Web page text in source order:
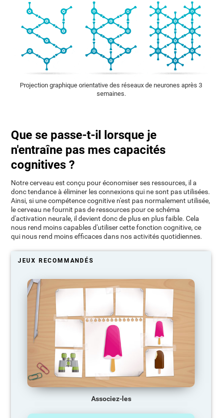
Projection graphique orientative des réseaux de neurones après 3
semaines.
Que se passe-t-il lorsque je
n'entraîne pas mes capacités
cognitives ?
Notre cerveau est conçu pour économiser ses ressources, il a
donc tendance à éliminer les connexions qui ne sont pas utilisées.
Ainsi, si une compétence cognitive n'est pas normalement utilisée,
le cerveau ne fournit pas de ressources pour ce schéma
d'activation neurale, il devient donc de plus en plus faible. Cela
nous rend moins capables d'utiliser cette fonction cognitive, ce
qui nous rend moins efficaces dans nos activités quotidiennes.
JEUX RECOMMANDÉS
Associez-les